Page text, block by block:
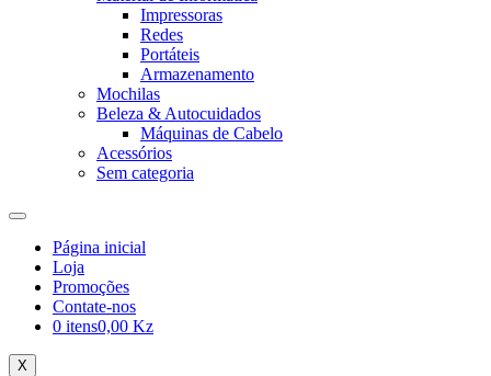
Impressoras
Redes
Portáteis
Armazenamento
Mochilas
Beleza & Autocuidados
Máquinas de Cabelo
Acessórios
Sem categoria
Página inicial
Loja
Promoções
Contate-nos
0 itens0,00 Kz
X